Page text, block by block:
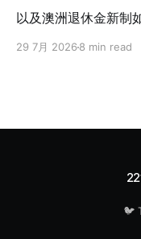
以及澳洲退休金新制
29 7月 2026 8 min read
🐦